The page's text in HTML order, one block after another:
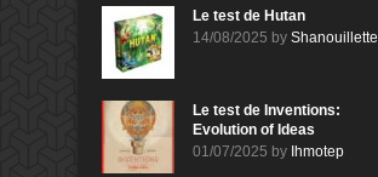
Le test de Hutan
14/08/2025 by Shanouillette
Le test de Inventions:
Evolution of Ideas
01/07/2025 by Ihmotep